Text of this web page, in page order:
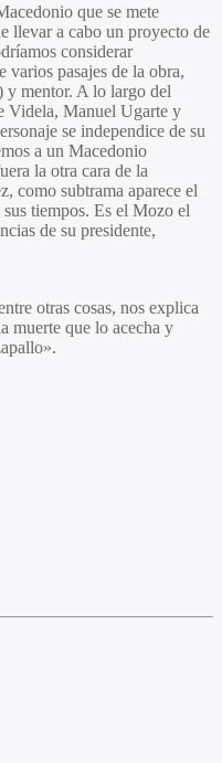
que se mete
llevar a cabo un proyecto de
considerar
varios pasajes de la obra,
y mentor. A lo largo del
Videla, Manuel Ugarte y
se independice de su
a un Macedonio
la otra cara de la
como subtrama aparece el
tiempos. Es el Mozo el
de su presidente,
otras cosas, nos explica
muerte que lo acecha y